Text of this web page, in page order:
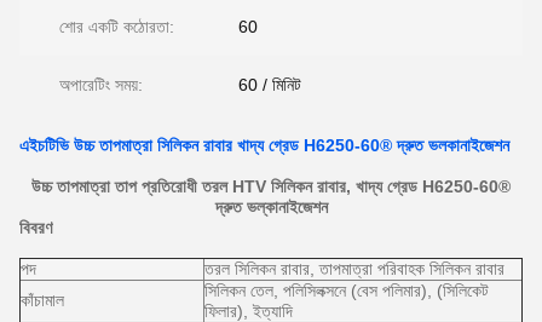
শোর একটি কঠোরতা: 60
অপারেটিং সময়: 60 / মিনিট
এইচটিভি উচ্চ তাপমাত্রা সিলিকন রাবার খাদ্য গ্রেড H6250-60® দ্রুত ভলকানাইজেশন
উচ্চ তাপমাত্রা তাপ প্রতিরোধী তরল HTV সিলিকন রাবার, খাদ্য গ্রেড H6250-60®
দ্রুত ভল্কানাইজেশন
বিবরণ
পদ
তরল সিলিকন রাবার, তাপমাত্রা পরিবাহক সিলিকন রাবার
কাঁচামাল
সিলিকন তেল, পলিসিলক্সনে (বেস পলিমার), (সিলিকেট
ফিলার), ইত্যাদি